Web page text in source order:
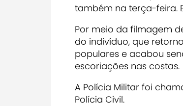
também na terça-feira.
Por meio da filmagem
do indivíduo, que
populares e acabou
escoriações nas costas.
A Polícia Militar foi
Polícia Civil.